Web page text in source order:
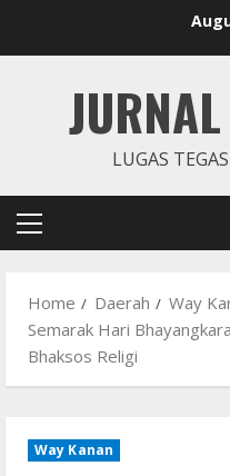
LUGAS
Primary
Home Daerah
Way
Semarak Hari
Bhaksos Religi
Way Kanan